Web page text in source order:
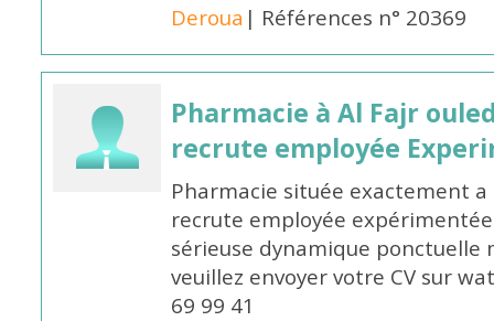
Deroua | Références n° 20369
Pharmacie à Al Fajr
recrute employée
Pharmacie située exactement
recrute employée
sérieuse dynamique ponctuelle
veuillez envoyer votre CV sur
69 99 41